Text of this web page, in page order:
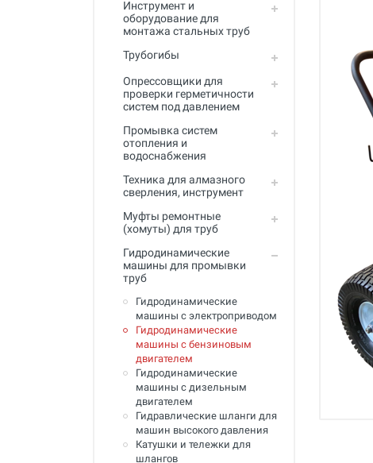
Промывка систем отопления и
водоснабжения
Техника для алмазного
сверления, инструмент
Муфты ремонтные (хомуты) для
труб
Гидродинамические машины
для промывки труб
Машины и инструмент для
прочистки труб
Ручной инструмент
Инструмент и оборудование для
сварки пластиковых труб
Инструмент и оборудование для
монтажа металлопластиковых,
медных, PEX труб
Инструмент для пайки, сварки и
резки. Припой и флюс
Оборудование для сварки
полимеров
Оборудование для
Инструмент и
оборудование для
монтажа стальных труб
Трубогибы
Опрессовщики для
проверки герметичности
систем под давлением
Промывка систем
отопления и
водоснабжения
Техника для алмазного
сверления, инструмент
Муфты ремонтные
(хомуты) для труб
Гидродинамические
машины для промывки
труб
Гидродинамические
машины с электроприводом
Гидродинамические
машины с бензиновым
двигателем
Гидродинамические
машины с дизельным
двигателем
Гидравлические шланги для
машин высокого давления
Катушки и тележки для
шлангов